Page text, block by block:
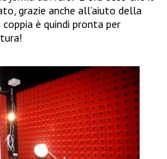
grazie anche all’aiuto della
è quindi pronta per